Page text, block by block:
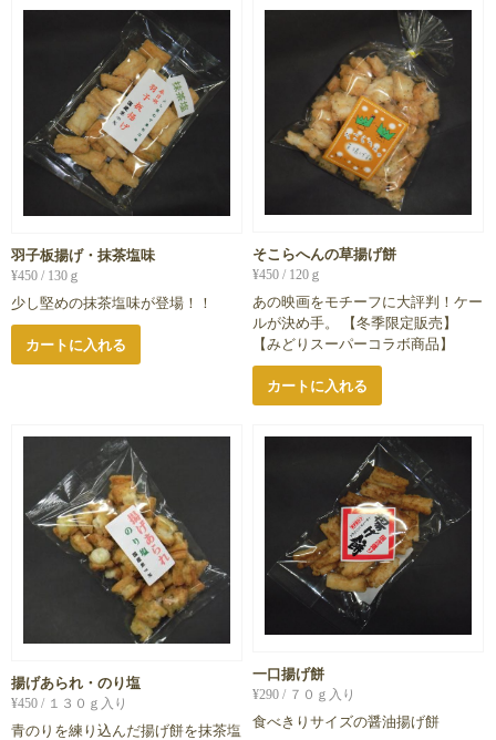
羽子板揚げ・抹茶塩味
¥450 / 130ｇ
少し堅めの抹茶塩味が登場！！
カートに入れる
そこらへんの草揚げ餅
¥450 / 120ｇ
あの映画をモチーフに大評判！ケー
ルが決め手。 【冬季限定販売】
【みどりスーパーコラボ商品】
カートに入れる
揚げあられ・のり塩
¥450 / １３０ｇ入り
青のりを練り込んだ揚げ餅を抹茶塩
一口揚げ餅
¥290 / ７０ｇ入り
食べきりサイズの醤油揚げ餅